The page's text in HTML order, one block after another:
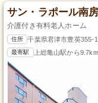
サン・ラポール南
介護付き有料老人ホーム
住所 千葉県君津市豊英355-1
最寄駅 上総亀山駅から9.7km